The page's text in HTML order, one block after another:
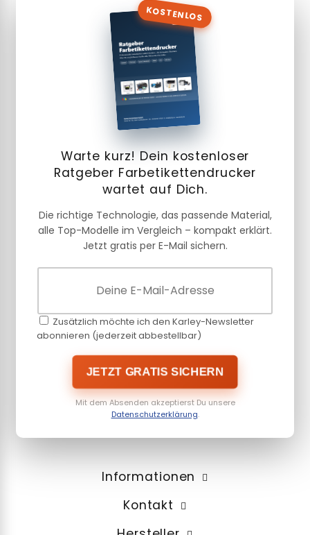
KOSTENLOS
Warte kurz! Dein kostenloser
Ratgeber Farbetikettendrucker
wartet auf Dich.
Die richtige Technologie, das passende Material,
alle Top-Modelle im Vergleich – kompakt erklärt.
Jetzt gratis per E-Mail sichern.
Zusätzlich möchte ich den Karley-Newsletter
abonnieren (jederzeit abbestellbar)
JETZT GRATIS SICHERN
Mit dem Absenden akzeptierst Du unsere
Datenschutzerklärung.
Informationen
Kontakt